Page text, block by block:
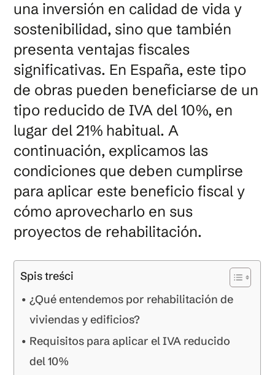
una inversión en calidad de vida y
sostenibilidad, sino que también
presenta ventajas fiscales
significativas. En España, este tipo
de obras pueden beneficiarse de un
tipo reducido de IVA del 10%, en
lugar del 21% habitual. A
continuación, explicamos las
condiciones que deben cumplirse
para aplicar este beneficio fiscal y
cómo aprovecharlo en sus
proyectos de rehabilitación.
Spis treści
¿Qué entendemos por rehabilitación de
viviendas y edificios?
Requisitos para aplicar el IVA reducido
del 10%